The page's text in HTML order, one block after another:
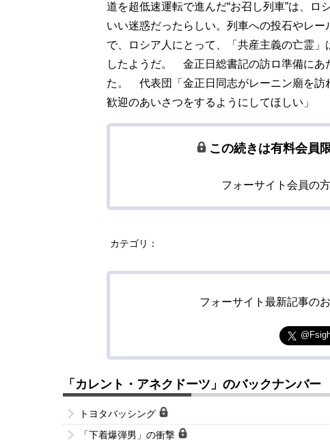
道を超低速運転で進んだ“お召し列車”は、
いい迷惑だったらしい。列車への投石やレ
で、ロシア人にとって、「共産主義の亡霊
したようだ。 金正日総書記の訪ロ準備にあ
た。 代表団「金正日同志がレーニン廟を訪
歓迎のあいさつをするようにしてほしい」
この続きは有料会員
フォーサイト会員の
カテゴリ：
フォーサイト最新記事の
「カレント・アネクドーツ」のバックナンバー
トヨタバッシング
「下着爆弾男」の衝撃